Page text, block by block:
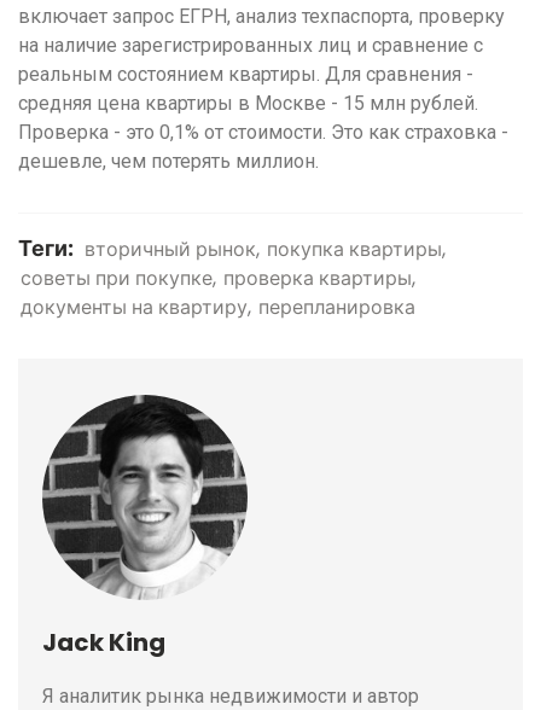
включает запрос ЕГРН, анализ техпаспорта, проверку
на наличие зарегистрированных лиц и сравнение с
реальным состоянием квартиры. Для сравнения -
средняя цена квартиры в Москве - 15 млн рублей.
Проверка - это 0,1% от стоимости. Это как страховка -
дешевле, чем потерять миллион.
Теги: вторичный рынок покупка квартиры
советы при покупке проверка квартиры
документы на квартиру перепланировка
Jack King
Я аналитик рынка недвижимости и автор